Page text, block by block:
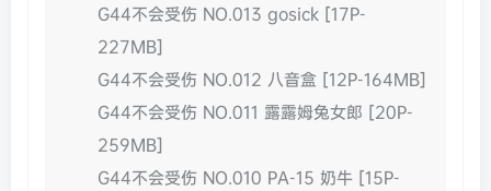
G44不会受伤 NO.013 gosick [17P-
227MB]
G44不会受伤 NO.012 八音盒 [12P-164MB]
G44不会受伤 NO.011 露露姆兔女郎 [20P-
259MB]
G44不会受伤 NO.010 PA-15 奶牛 [15P-